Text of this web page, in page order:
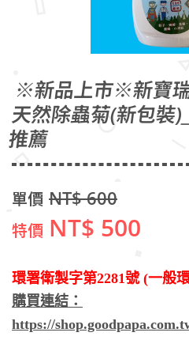
※新品上市※新寶
天然除蟲菊(新包裝
推薦
單價 NT$ 600
特價 NT$ 500
環署衛製字第2281號 (一般
購買連結：
https://